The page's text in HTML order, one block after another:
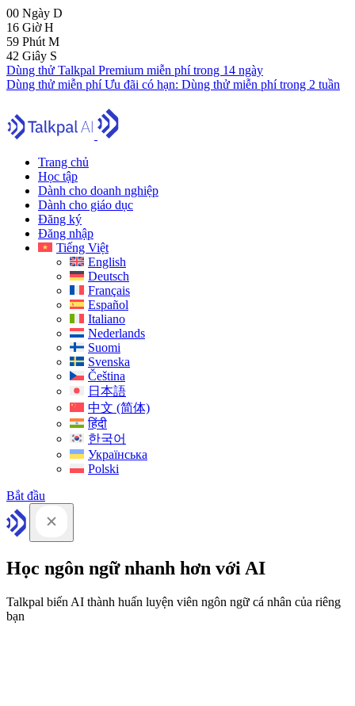
00 Ngày D
16 GiờH
59 Phút M
41 Giây S
Dùng thử Talkpal Premium miễn phí trong 14 ngày
Dùng thử miễn phíƯu đãi có hạn: Dùng thử miễn phí trong 2 tuần
Trang chủ
Học tập
Dành cho doanh nghiệp
Dành cho giáo dục
Đăng ký
Đăng nhập
Tiếng Việt
English
Deutsch
Français
Español
Italiano
Nederlands
Suomi
Svenska
Čeština
日本語
中文 (简体)
हिंदी
한국어
Українська
Polski
Bắt đầu
Học ngôn ngữ nhanh hơn với AI
Talkpal biến AI thành huấn luyện viên ngôn ngữ cá nhân của riêng
bạn